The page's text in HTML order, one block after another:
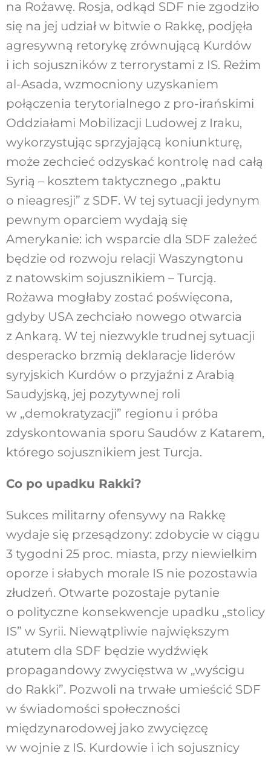
na Rożawę. Rosja, odkąd SDF nie zgodziło
się na jej udział w bitwie o Rakkę, podjęła
agresywną retorykę zrównującą Kurdów
i ich sojuszników z terrorystami z IS. Reżim
al-Asada, wzmocniony uzyskaniem
połączenia terytorialnego z pro-irańskimi
Oddziałami Mobilizacji Ludowej z Iraku,
wykorzystując sprzyjającą koniunkturę,
może zechcieć odzyskać kontrolę nad całą
Syrią – kosztem taktycznego „paktu
o nieagresji” z SDF. W tej sytuacji jedynym
pewnym oparciem wydają się
Amerykanie: ich wsparcie dla SDF zależeć
będzie od rozwoju relacji Waszyngtonu
z natowskim sojusznikiem – Turcją.
Rożawa mogłaby zostać poświęcona,
gdyby USA zechciało nowego otwarcia
z Ankarą. W tej niezwykle trudnej sytuacji
desperacko brzmią deklaracje liderów
syryjskich Kurdów o przyjaźni z Arabią
Saudyjską, jej pozytywnej roli
w „demokratyzacji” regionu i próba
zdyskontowania sporu Saudów z Katarem,
którego sojusznikiem jest Turcja.
Co po upadku Rakki?
Sukces militarny ofensywy na Rakkę
wydaje się przesądzony: zdobycie w ciągu
3 tygodni 25 proc. miasta, przy niewielkim
oporze i słabych morale IS nie pozostawia
złudzeń. Otwarte pozostaje pytanie
o polityczne konsekwencje upadku „stolicy
IS” w Syrii. Niewątpliwie największym
atutem dla SDF będzie wydźwięk
propagandowy zwycięstwa w „wyścigu
do Rakki”. Pozwoli na trwałe umieścić SDF
w świadomości społeczności
międzynarodowej jako zwycięzcę
w wojnie z IS. Kurdowie i ich sojusznicy